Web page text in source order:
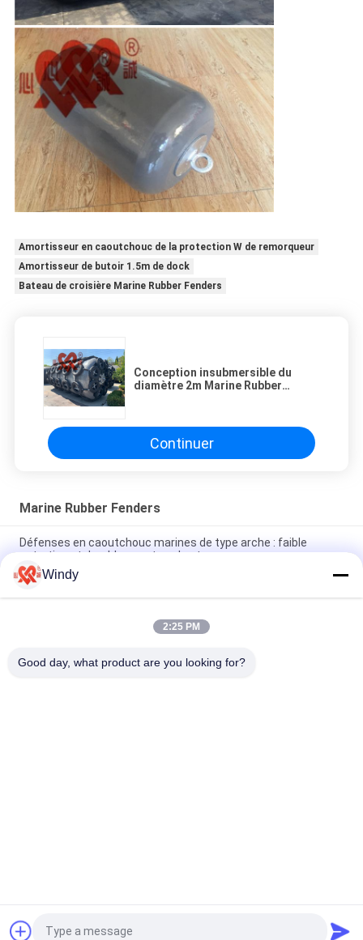
Amortisseur en caoutchouc de la protection W de remorqueur
Amortisseur de butoir 1.5m de dock
Bateau de croisière Marine Rubber Fenders
Conception insubmersible du
diamètre 2m Marine Rubber
Continuer
Marine Rubber Fenders
Défenses en caoutchouc marines de type arche : faible
entretien et durables par tous les temps
Défense en caoutchouc pneumatique, conception en arc,
pour une maintenance réduite et une fiabilité durable
Excellente performance de compression pour DÉFENSE
Demandez un devis
Windy
2:25 PM
Good day, what product are you looking for?